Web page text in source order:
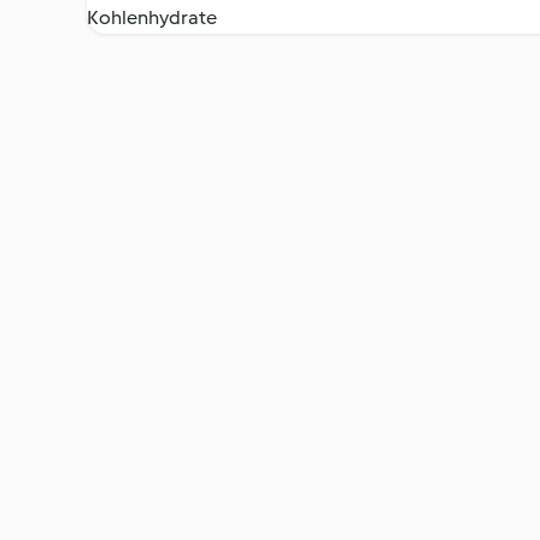
Kohlenhydrate